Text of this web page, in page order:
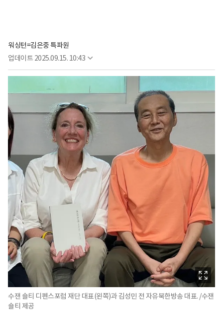
워싱턴=김은중 특파원
업데이트 2025.09.15. 10:43
수잰 숄티 디펜스포럼 재단 대표(왼쪽)과 김성민 전 자유북한방송 대표. /수잰
숄티 제공